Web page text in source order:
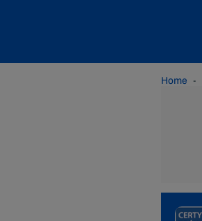
Home